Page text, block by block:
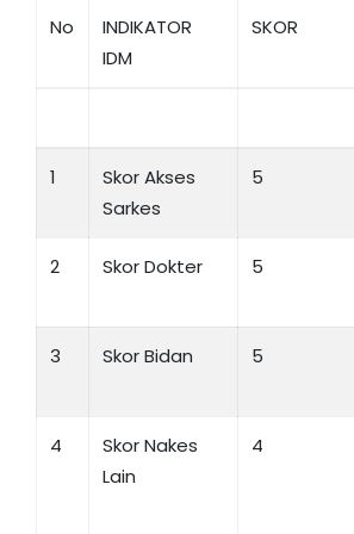
No
INDIKATOR
IDM
SKOR
1
Skor Akses
Sarkes
5
2 Skor Dokter 5
3 Skor Bidan 5
4
Skor Nakes
Lain
4